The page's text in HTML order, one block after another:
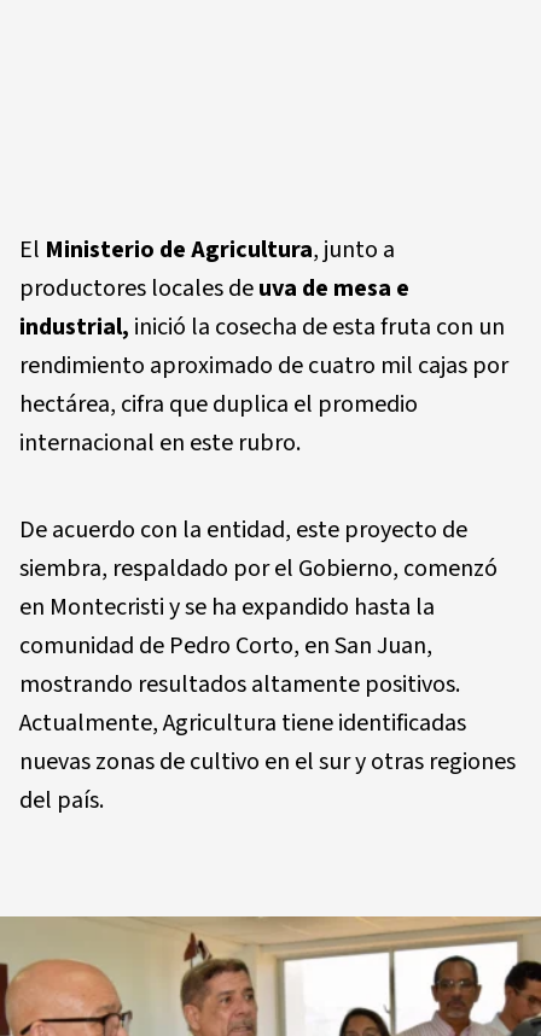
El Ministerio de Agricultura, junto a
productores locales deuva de mesa e
industrial, inició la cosecha de esta fruta con un
rendimiento aproximado de cuatro mil cajas por
hectárea, cifra que duplica el promedio
internacional en este rubro.
De acuerdo con la entidad, este proyecto de
siembra, respaldado por el Gobierno, comenzó
en Montecristi y se ha expandido hasta la
comunidad de Pedro Corto, en San Juan,
mostrando resultados altamente positivos.
Actualmente, Agricultura tiene identificadas
nuevas zonas de cultivo en el sur y otras regiones
del país.